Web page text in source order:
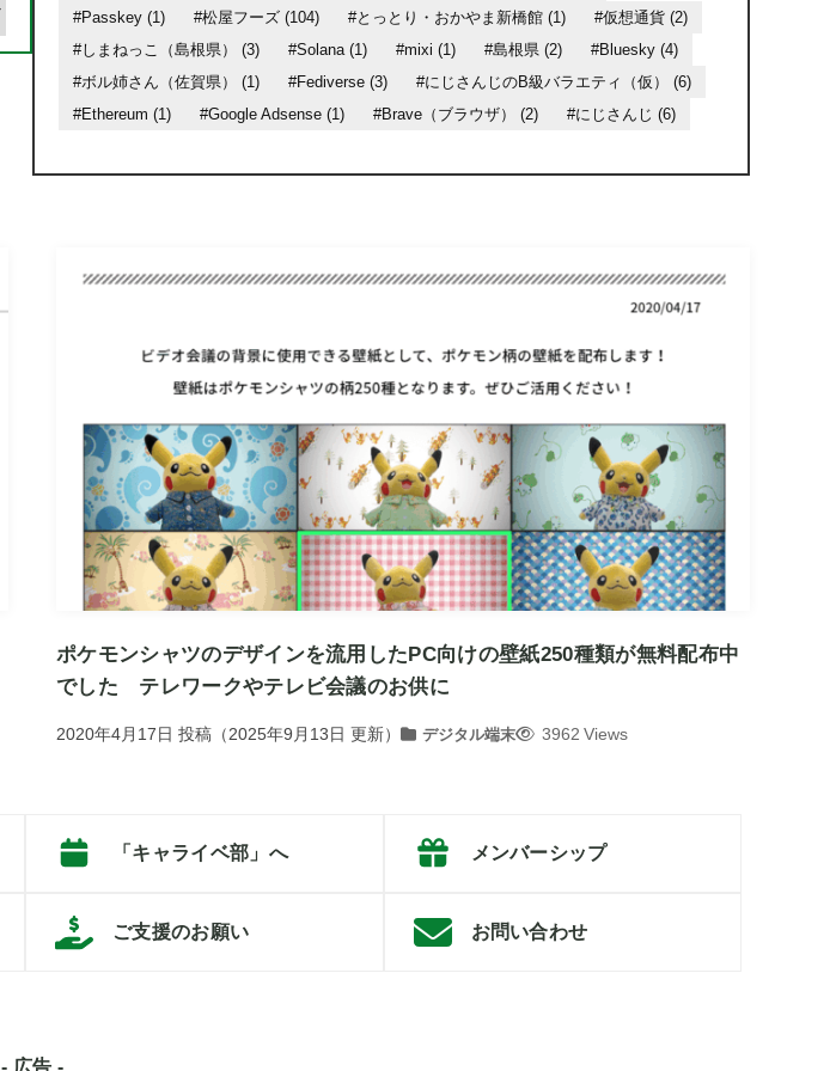
#Passkey (1) #松屋フーズ (104) #とっとり・おかやま新橋館 (1)
#仮想通貨 (2)
#しまねっこ（島根県） (3)
#Solana (1) #mixi (1) #島根県 (2)
#Bluesky (4)
#ボル姉さん（佐賀県） (1)
#Fediverse (3)
#にじさんじのB級バラエティ（仮） (6)
#Ethereum (1)
#Google Adsense (1) #Brave（ブラウザ） (2) #にじさんじ (6)
ポケモンシャツのデザインを流用したPC向けの壁紙250種類が無料配布中
でした テレワークやテレビ会議のお供に
2020年4月17日 投稿 （2025年9月13日 更新） デジタル端末 3962 Views
「キャライベ部」へ メンバーシップ
ご支援のお願い お問い合わせ
- 広告 -